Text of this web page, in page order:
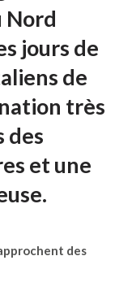
Nord
jours de
de
très
des
et une
des